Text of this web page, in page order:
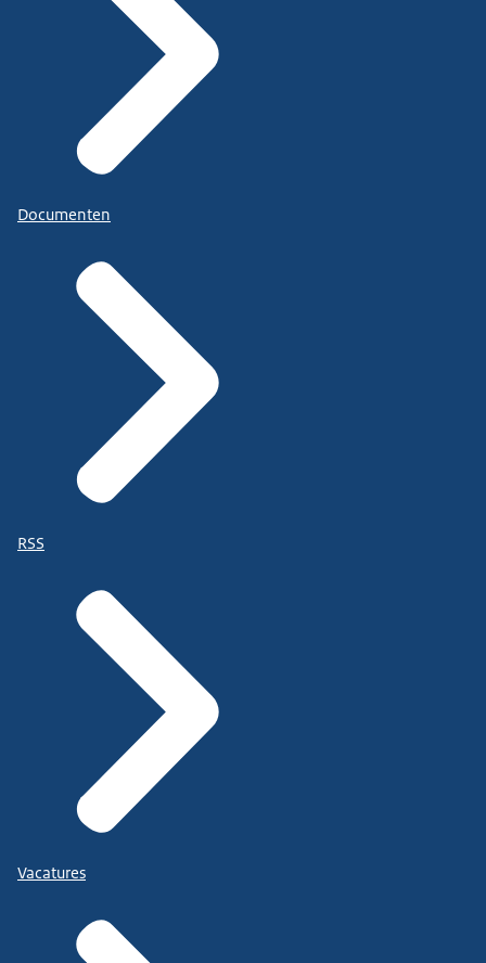
Documenten
RSS
Vacatures